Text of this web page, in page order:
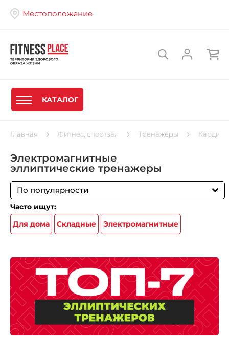
Местоположение
КАТАЛОГ
Главная Фитнес, спортзал Тренажеры
Электромагнитные
эллиптические тренажеры
По популярности
Часто ищут:
Для дома
Складные Электромагнитные